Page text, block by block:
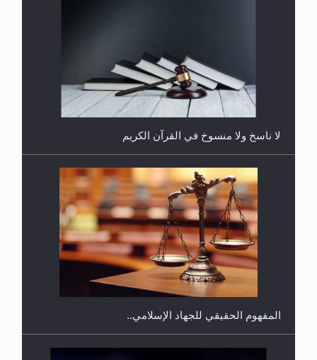
فتوى أمير المؤمنين الميرزا مسرور أحمد أيده الله في
أطفال الأنابيب وتحديد جنس المولود..
المفهوم الحقيقي للجهاد الإسلامي..
سورة التكوير تُنبئ بزمن بعثة المسيح الموعود عليه
السلام